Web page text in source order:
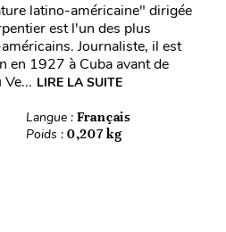
latino-américaine" dirigée
est l'un des plus
Journaliste, il est
en 1927 à Cuba avant de
LIRE LA SUITE
Langue : Français
Poids : 0,207 kg